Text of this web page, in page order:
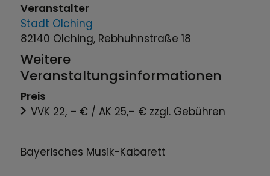
Bayerisches Musik-Kabarett
Veranstalter
Stadt Olching
82140 Olching, Rebhuhnstraße 18
Weitere
Veranstaltungsinformationen
Preis
VVK 22, – € / AK 25,– € zzgl. Gebühren